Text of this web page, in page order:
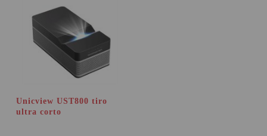
Unicview UST800 tiro
ultra corto